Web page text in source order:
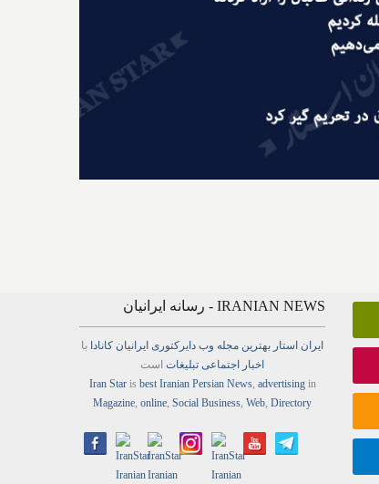
IRANIAN NEWS - رسانه ایرانیان
ایران استار بهترین مجله وب دایرکتوری ایرانیان کانادا با
اخبار
اجتماعی تبلیغات است
Iran Staris best Iranian Persian News, advertisingin
Magazine, online, Social Business, Web, Directory